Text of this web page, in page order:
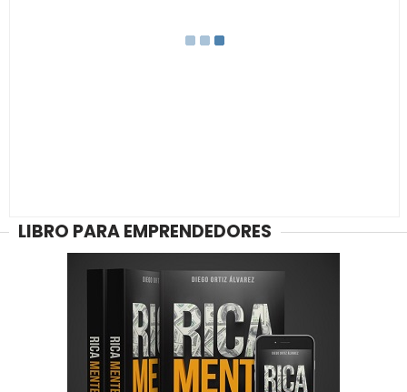
LIBRO PARA EMPRENDEDORES